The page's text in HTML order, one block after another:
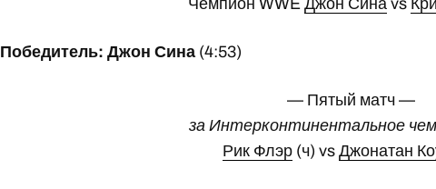
Чемпион WWE Джон Синаvs
Победитель: Джон Сина (4:53)
— Пятый матч —
за Интерконтинентальное
Рик Флэр(ч) vs Джонатан